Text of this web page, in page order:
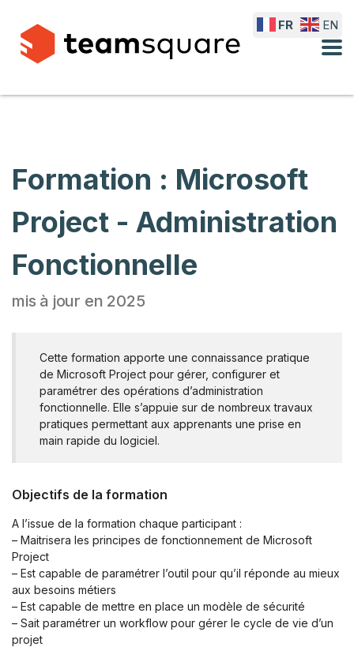
Formation : Microsoft
Project - Administration
Fonctionnelle
mis à jour en 2025
Cette formation apporte une connaissance pratique
de Microsoft Project pour gérer, configurer et
paramétrer des opérations d’administration
fonctionnelle. Elle s’appuie sur de nombreux travaux
pratiques permettant aux apprenants une prise en
main rapide du logiciel.
Objectifs de la formation
A l’issue de la formation chaque participant :
– Maitrisera les principes de fonctionnement de Microsoft
Project
– Est capable de paramétrer l’outil pour qu’il réponde au mieux
aux besoins métiers
– Est capable de mettre en place un modèle de sécurité
– Sait paramétrer un workflow pour gérer le cycle de vie d’un
projet
FR EN